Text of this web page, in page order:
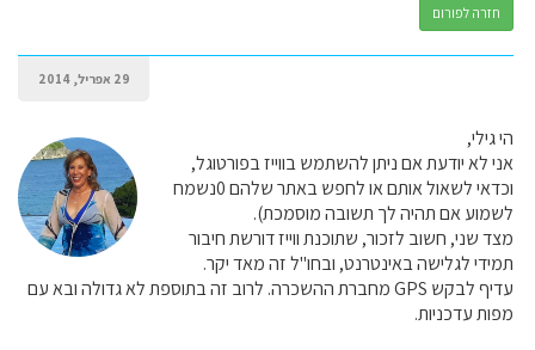
חזרה לפורום
29 אפריל, 2014
הי גילי,
אני לא יודעת אם ניתן להשתמש בווייז בפורטוגל,
וכדאי לשאול אותם או לחפש באתר שלהם 0נשמח
לשמוע אם תהיה לך תשובה מוסמכת).
מצד שני, חשוב לזכור, שתוכנת ווייז דורשת חיבור
תמידי לגלישה באינטרנט, ובחו"ל זה מאד יקר.
עדיף לבקש GPS מחברת ההשכרה. לרוב זה בתוספת לא גדולה ובא עם
מפות עדכניות.